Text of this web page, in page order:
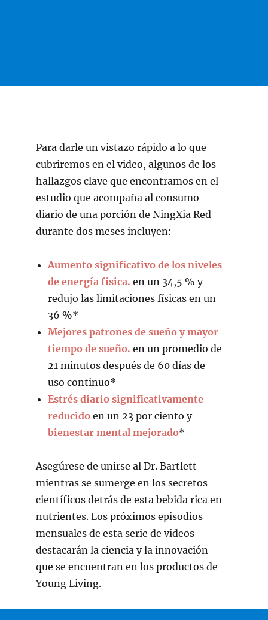
Para darle un vistazo rápido a lo que
cubriremos en el video, algunos de los
hallazgos clave que encontramos en el
estudio que acompaña al consumo
diario de una porción de NingXia Red
durante dos meses incluyen:
Aumento significativo de los niveles
de energía física. en un 34,5 % y
redujo las limitaciones físicas en un
36 %*
Mejores patrones de sueño y mayor
tiempo de sueño. en un promedio de
21 minutos después de 60 días de
uso continuo*
Estrés diario significativamente
reducido en un 23 por ciento y
bienestar mental mejorado*
Asegúrese de unirse al Dr. Bartlett
mientras se sumerge en los secretos
científicos detrás de esta bebida rica en
nutrientes. Los próximos episodios
mensuales de esta serie de videos
destacarán la ciencia y la innovación
que se encuentran en los productos de
Young Living.